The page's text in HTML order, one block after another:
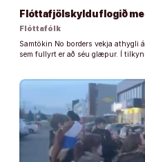
Flóttafjölskyldu flogið
Flóttafólk
Samtökin No borders vekja athygli
sem fullyrt er að séu glæpur. Í